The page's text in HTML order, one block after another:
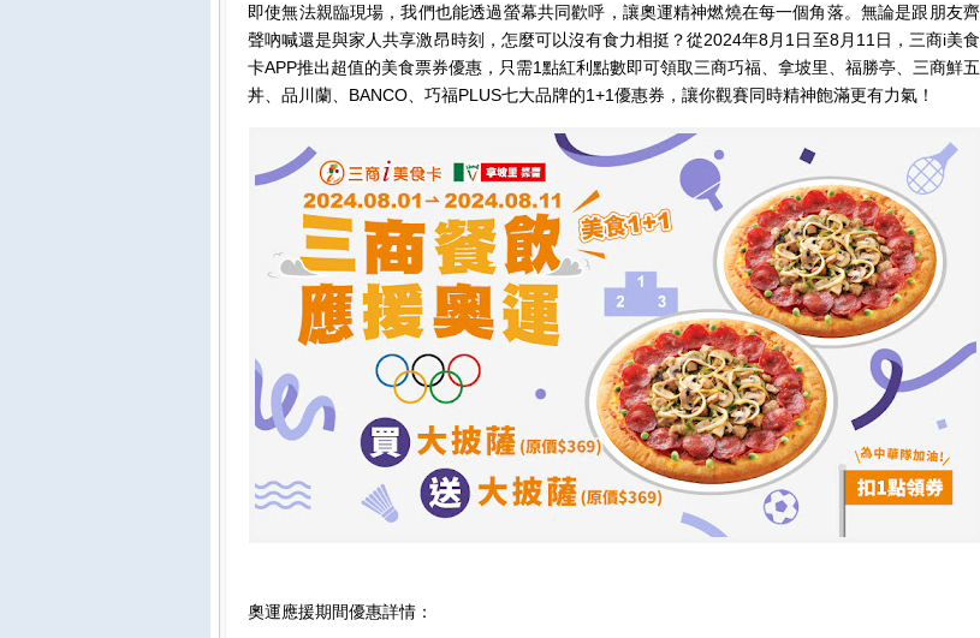
即使無法親臨現場，我們也能透過螢幕共同歡呼，讓奧運精神燃燒在每一個角落。無論是跟朋友齊
聲吶喊還是與家人共享激昂時刻，怎麼可以沒有食力相挺？從2024年8月1日至8月11日，三商i美食
卡APP推出超值的美食票券優惠，只需1點紅利點數即可領取三商巧福、拿坡里、福勝亭、三商鮮五
丼、品川蘭、BANCO、巧福PLUS七大品牌的1+1優惠券，讓你觀賽同時精神飽滿更有力氣！
奧運應援期間優惠詳情：